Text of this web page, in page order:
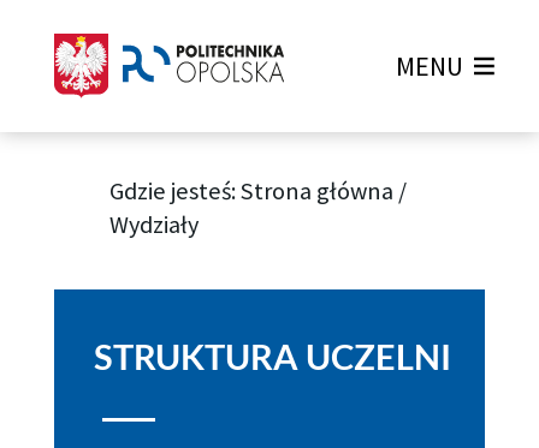
MENU
Gdzie jesteś:Strona główna /
Wydziały
STRUKTURA UCZELNI